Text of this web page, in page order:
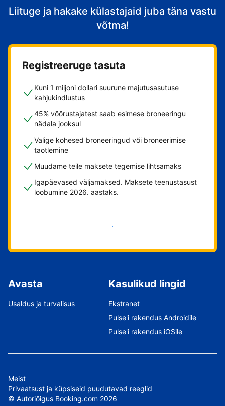
Liituge ja hakake külastajaid juba täna vastu
võtma!
Registreeruge tasuta
Kuni 1 miljoni dollari suurune majutusasutuse
kahjukindlustus
45% võõrustajatest saab esimese broneeringu
nädala jooksul
Valige kohesed broneeringud või broneerimise
taotlemine
Muudame teile maksete tegemise lihtsamaks
Igapäevased väljamaksed. Maksete teenustasust
loobumine 2026. aastaks.
Alusta kohe
Avasta
Usaldus ja turvalisus
Kasulikud lingid
Ekstranet
Pulse'i rakendus Androidile
Pulse'i rakendus iOSile
Meist
Privaatsust ja küpsiseid puudutavad reeglid
© Autoriõigus Booking.com 2026